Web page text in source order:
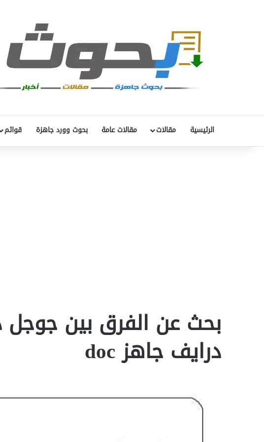
الرئيسية مقالات مقالات عامة بحوث وورد جاهزة قوائم
بحث عن الفرق بين
درايف جاهز doc‎